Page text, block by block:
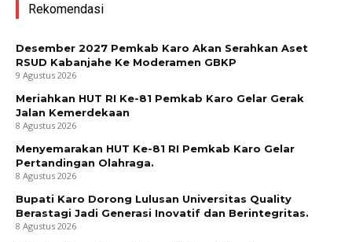
Rekomendasi
Desember 2027 Pemkab Karo Akan Serahkan Aset
RSUD Kabanjahe Ke Moderamen GBKP
9 Agustus 2026
Meriahkan HUT RI Ke-81 Pemkab Karo Gelar Gerak
Jalan Kemerdekaan
8 Agustus 2026
Menyemarakan HUT Ke-81 RI Pemkab Karo Gelar
Pertandingan Olahraga.
8 Agustus 2026
Bupati Karo Dorong Lulusan Universitas Quality
Berastagi Jadi Generasi Inovatif dan Berintegritas.
8 Agustus 2026